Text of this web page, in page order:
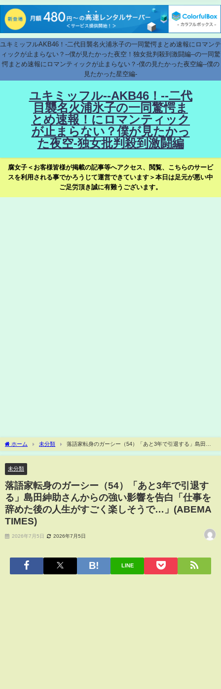
ユキミッフルAKB46！-二代目襲名火浦氷子の一同驚愕まとめ速報にロマンテ
ィックが止まらない？--僕が見たかった夜空！独女批判殺到激闘編--の一同驚
愕まとめ速報にロマンティックが止まらない？-僕の見たかった夜空編--僕の
見たかった星空編-
ユキミッフル--AKB46！--二代
目襲名火浦氷子の一同驚愕ま
とめ速報！にロマンティック
が止まらない？僕が見たかっ
た夜空-独女批判殺到激闘編
腐女子＜お客様皆様が掲載の記事等へアクセス、閲覧、こちらのサービ
スを利用される事でかろうじて運営できています＞本日は足元が悪い中
ご足労頂き誠に有難うございます。
ホーム 未分類
落語家転身のガーシー（54）「あと3年で引退する」島田紳
助さんからの強い影響を告白「仕事を辞めた後の人生がすごく楽しそうで…」(ABEMA
未分類
落語家転身のガーシー（54）「あと3年で引退す
る」島田紳助さんからの強い影響を告白「仕事を
辞めた後の人生がすごく楽しそうで…」(ABEMA
TIMES)
2026年7月5日 2026年7月5日
LINE